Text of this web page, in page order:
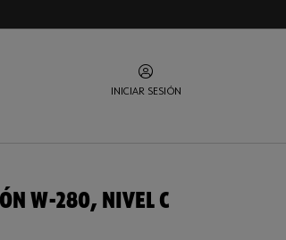
INICIAR SESIÓN
W-280, NIVEL C